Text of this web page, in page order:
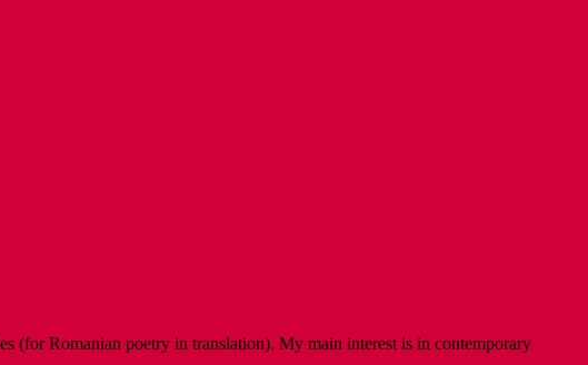
(for Romanian poetry in translation). My main interest is in contemporary